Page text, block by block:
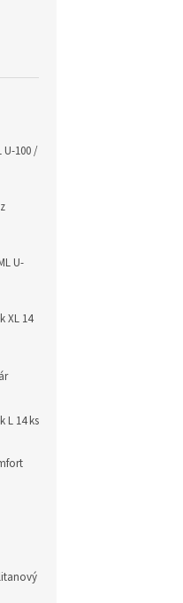
U-100 /
U-
XL 14
L 14 ks